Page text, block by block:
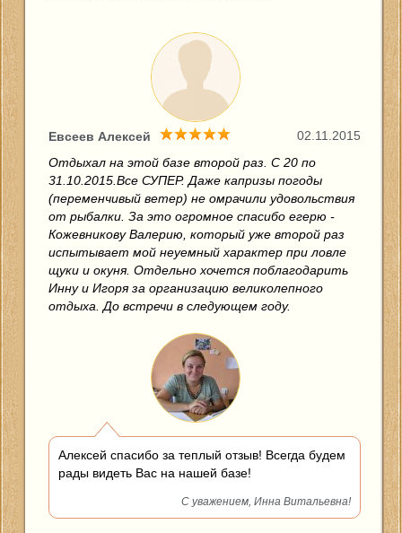
02.11.2015
Евсеев Алексей
Отдыхал на этой базе второй раз. С 20 по
31.10.2015.Все СУПЕР. Даже капризы погоды
(переменчивый ветер) не омрачили удовольствия
от рыбалки. За это огромное спасибо егерю -
Кожевникову Валерию, который уже второй раз
испытывает мой неуемный характер при ловле
щуки и окуня. Отдельно хочется поблагодарить
Инну и Игоря за организацию великолепного
отдыха. До встречи в следующем году.
Алексей спасибо за теплый отзыв! Всегда будем
рады видеть Вас на нашей базе!
С уважением, Инна Витальевна!